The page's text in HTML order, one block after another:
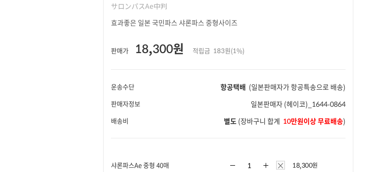
サロンパスAe中判
효과좋은 일본 국민파스 샤론파스 중형사이즈
판매가 18,300원 적립금 183원(1%)
운송수단 항공택배 (일본판매자가 항공특송으로 배송)
판매자정보 일본판매자 (헤이코)_1644-0864
배송비 별도 (장바구니 합계 10만원이상 무료배송)
샤론파스Ae 중형 40매 × 18,300원